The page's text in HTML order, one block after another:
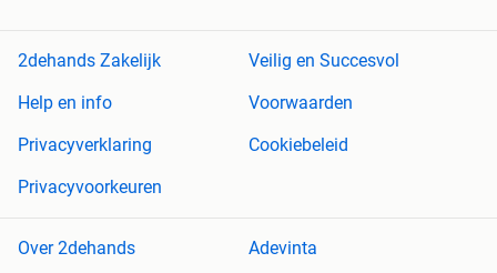
2dehands Zakelijk
Veilig en Succesvol
Help en info
Voorwaarden
Privacyverklaring
Cookiebeleid
Privacyvoorkeuren
Over 2dehands Adevinta